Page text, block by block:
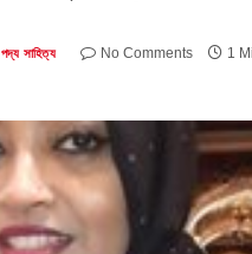
পদ্য সাহিত্য No Comments 1